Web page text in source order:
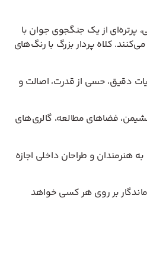
پرتره‌ای از یک جنگجوی جوان با
کلاه پردار بزرگ با رنگ‌های
دقیق، حسی از قدرت، اصالت و
فضاهای مطالعه، گالری‌های
هنرمندان و طراحان داخلی اجازه
بر روی هر کسی خواهد